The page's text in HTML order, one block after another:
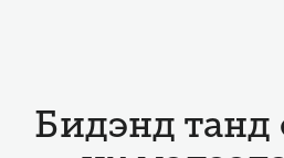
Бидэнд танд